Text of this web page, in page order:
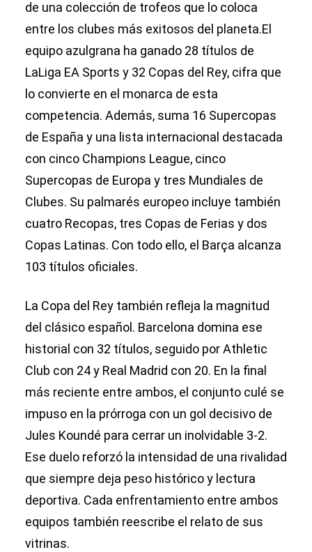
de una colección de trofeos que lo coloca
entre los clubes más exitosos del planeta.El
equipo azulgrana ha ganado 28 títulos de
LaLiga EA Sports y 32 Copas del Rey, cifra que
lo convierte en el monarca de esta
competencia. Además, suma 16 Supercopas
de España y una lista internacional destacada
con cinco Champions League, cinco
Supercopas de Europa y tres Mundiales de
Clubes. Su palmarés europeo incluye también
cuatro Recopas, tres Copas de Ferias y dos
Copas Latinas. Con todo ello, el Barça alcanza
103 títulos oficiales.
La Copa del Rey también refleja la magnitud
del clásico español. Barcelona domina ese
historial con 32 títulos, seguido por Athletic
Club con 24 y Real Madrid con 20. En la final
más reciente entre ambos, el conjunto culé se
impuso en la prórroga con un gol decisivo de
Jules Koundé para cerrar un inolvidable 3-2.
Ese duelo reforzó la intensidad de una rivalidad
que siempre deja peso histórico y lectura
deportiva. Cada enfrentamiento entre ambos
equipos también reescribe el relato de sus
vitrinas.